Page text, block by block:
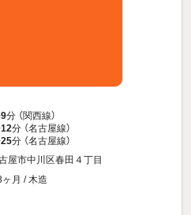
9分 （関西線）
12分 （名古屋線）
25分 （名古屋線）
屋市中川区春田４丁目
月 / 木造